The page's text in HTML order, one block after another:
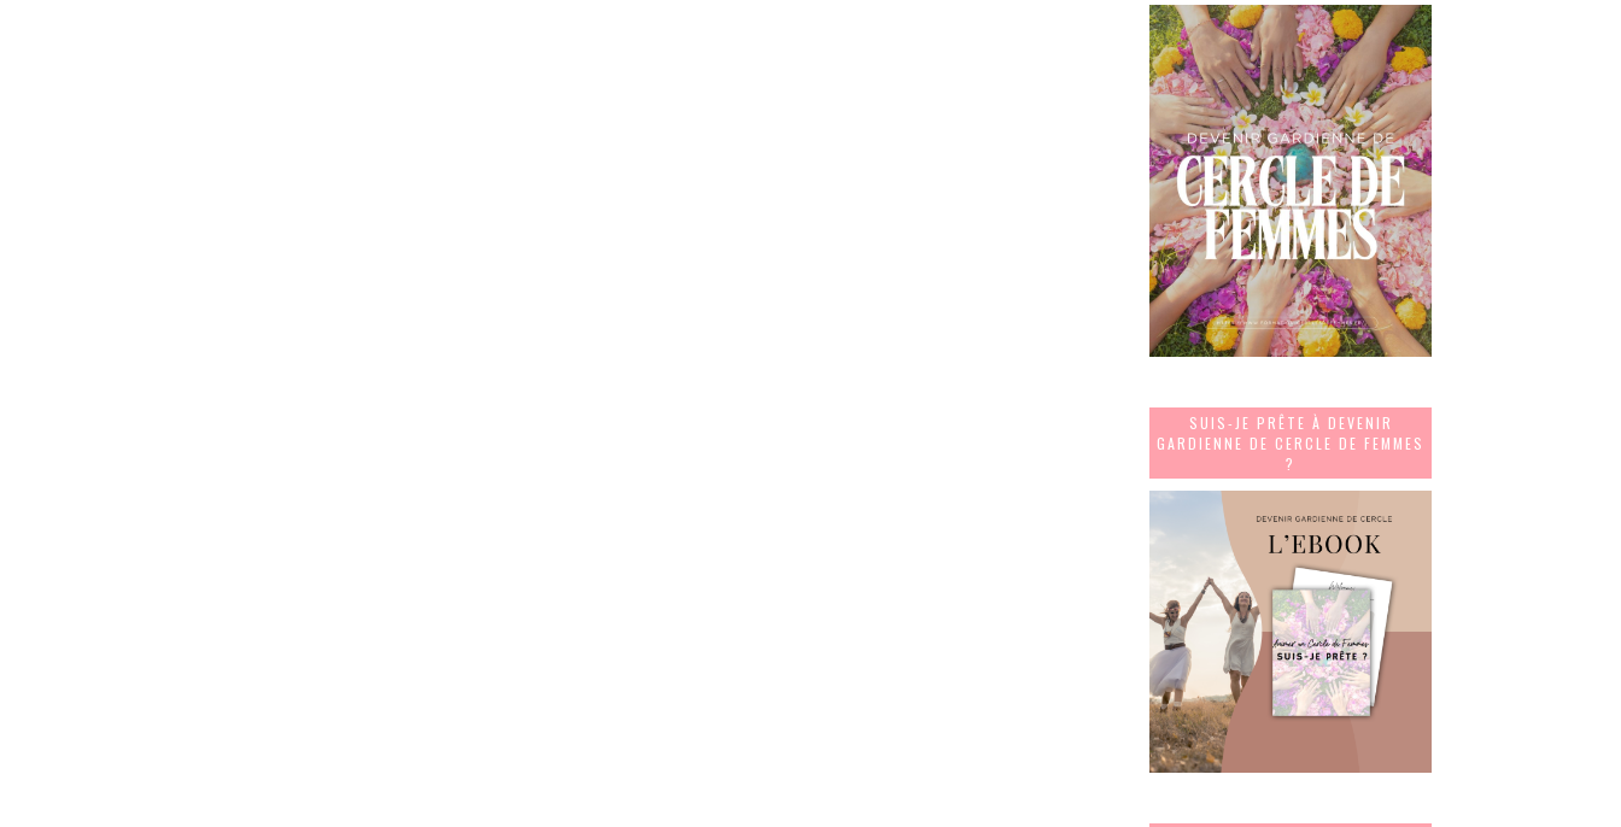
SUIS-JE PRÊTE À DEVENIR
GARDIENNE DE CERCLE DE FEMMES
?